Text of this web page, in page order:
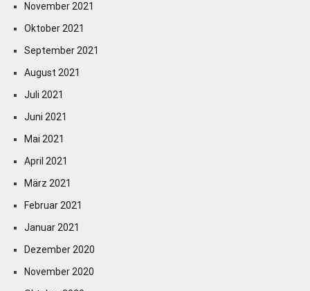
November 2021
Oktober 2021
September 2021
August 2021
Juli 2021
Juni 2021
Mai 2021
April 2021
März 2021
Februar 2021
Januar 2021
Dezember 2020
November 2020